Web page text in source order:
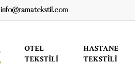
info@ramatekstil.com
OTEL
TEKSTILI
HASTANE
TEKSTILI